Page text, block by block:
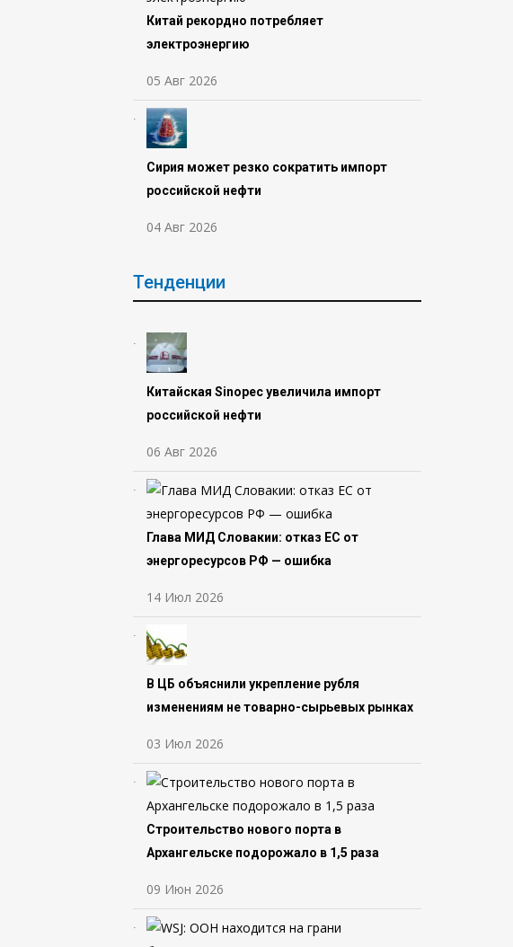
Китай рекордно потребляет
электроэнергию
05 Авг 2026
Сирия может резко сократить импорт
российской нефти
04 Авг 2026
Тенденции
Китайская Sinopec увеличила импорт
российской нефти
06 Авг 2026
Глава МИД Словакии: отказ ЕС от
энергоресурсов РФ — ошибка
14 Июл 2026
В ЦБ объяснили укрепление рубля
изменениям не товарно-сырьевых рынках
03 Июл 2026
Строительство нового порта в
Архангельске подорожало в 1,5 раза
09 Июн 2026